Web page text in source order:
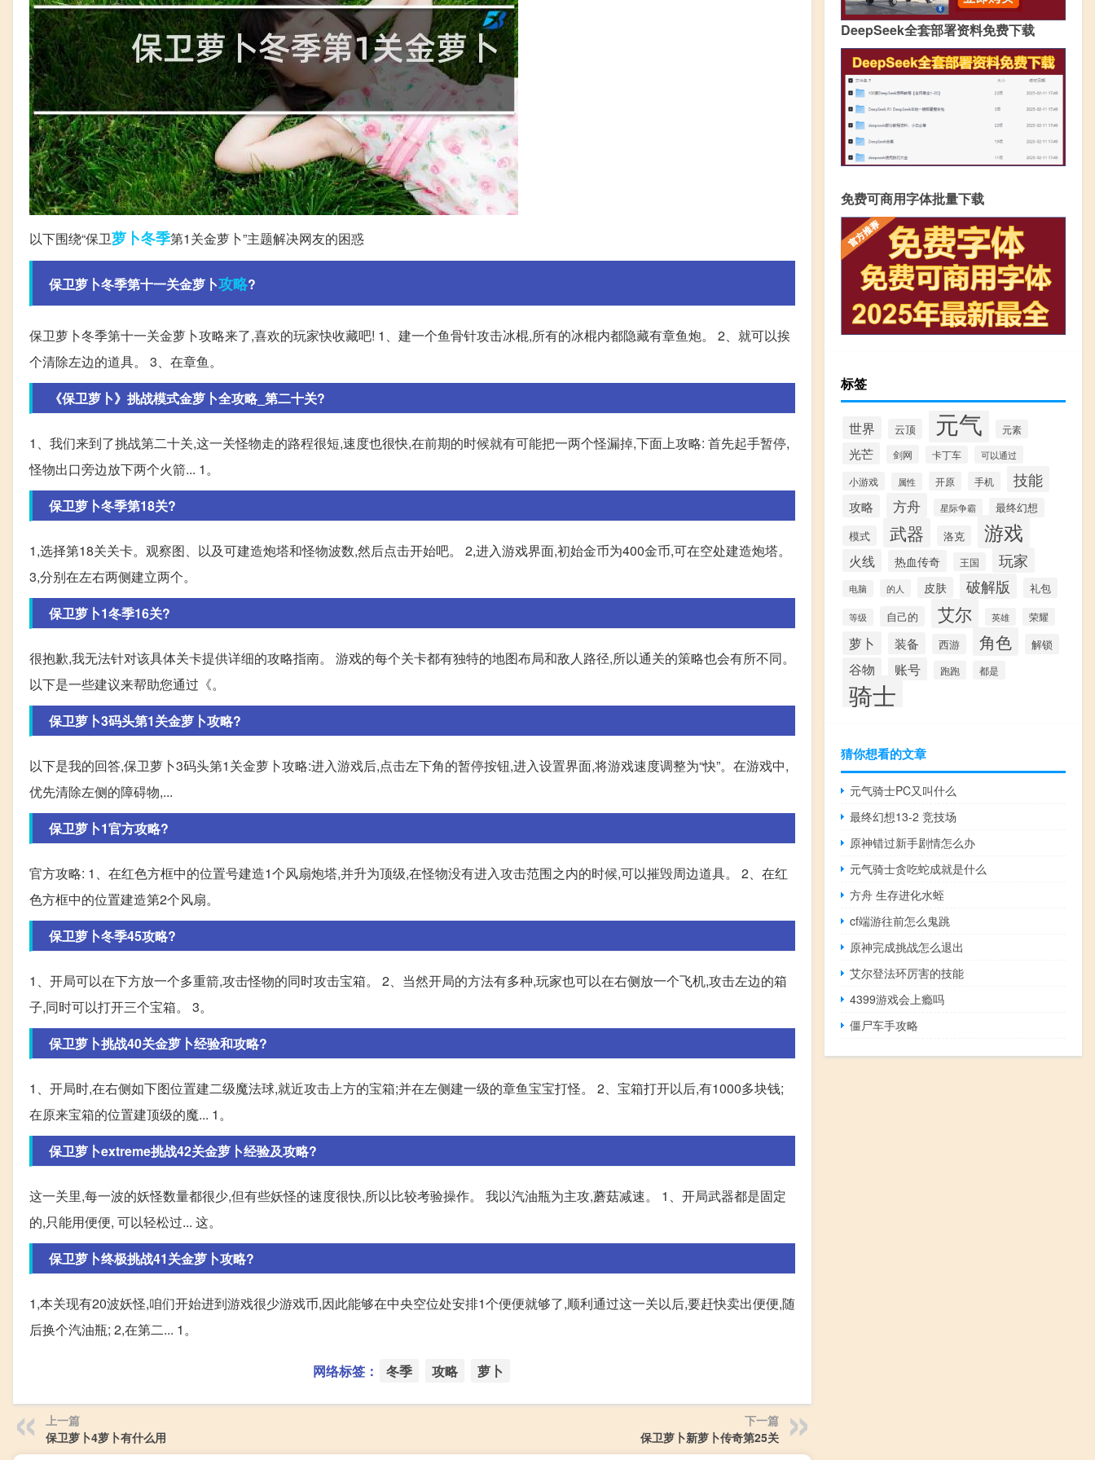
以下围绕“保卫萝卜冬季第1关金萝卜”主题解决网友的困惑
保卫萝卜冬季第十一关金萝卜攻略?
保卫萝卜冬季第十一关金萝卜攻略来了,喜欢的玩家快收藏吧! 1、建一个鱼骨针攻击冰棍,所有的冰棍内都隐藏有章鱼炮。 2、就可以挨
个清除左边的道具。 3、在章鱼。
《保卫萝卜》挑战模式金萝卜全攻略_第二十关?
1、我们来到了挑战第二十关,这一关怪物走的路程很短,速度也很快,在前期的时候就有可能把一两个怪漏掉,下面上攻略: 首先起手暂停,
怪物出口旁边放下两个火箭... 1。
保卫萝卜冬季第18关?
1,选择第18关关卡。观察图、以及可建造炮塔和怪物波数,然后点击开始吧。 2,进入游戏界面,初始金币为400金币,可在空处建造炮塔。
3,分别在左右两侧建立两个。
保卫萝卜1冬季16关?
很抱歉,我无法针对该具体关卡提供详细的攻略指南。 游戏的每个关卡都有独特的地图布局和敌人路径,所以通关的策略也会有所不同。
以下是一些建议来帮助您通过《。
保卫萝卜3码头第1关金萝卜攻略?
以下是我的回答,保卫萝卜3码头第1关金萝卜攻略:进入游戏后,点击左下角的暂停按钮,进入设置界面,将游戏速度调整为“快”。在游戏中,
优先清除左侧的障碍物,...
保卫萝卜1官方攻略?
官方攻略: 1、在红色方框中的位置号建造1个风扇炮塔,并升为顶级,在怪物没有进入攻击范围之内的时候,可以摧毁周边道具。 2、在红
色方框中的位置建造第2个风扇。
保卫萝卜冬季45攻略?
1、开局可以在下方放一个多重箭,攻击怪物的同时攻击宝箱。 2、当然开局的方法有多种,玩家也可以在右侧放一个飞机,攻击左边的箱
子,同时可以打开三个宝箱。 3。
保卫萝卜挑战40关金萝卜经验和攻略?
1、开局时,在右侧如下图位置建二级魔法球,就近攻击上方的宝箱;并在左侧建一级的章鱼宝宝打怪。 2、宝箱打开以后,有1000多块钱;
在原来宝箱的位置建顶级的魔... 1。
保卫萝卜extreme挑战42关金萝卜经验及攻略?
这一关里,每一波的妖怪数量都很少,但有些妖怪的速度很快,所以比较考验操作。 我以汽油瓶为主攻,蘑菇减速。 1、开局武器都是固定
的,只能用便便, 可以轻松过... 这。
保卫萝卜终极挑战41关金萝卜攻略?
1,本关现有20波妖怪,咱们开始进到游戏很少游戏币,因此能够在中央空位处安排1个便便就够了,顺利通过这一关以后,要赶快卖出便便,随
后换个汽油瓶; 2,在第二... 1。
网络标签： 冬季 攻略 萝卜
上一篇
保卫萝卜4萝卜有什么用
下一篇
保卫萝卜新萝卜传奇第25关
DeepSeek全套部署资料免费下载
免费可商用字体批量下载
标签
世界 云顶 元气 元素
光芒 剑网 卡丁车 可以通过
小游戏 属性 开原 手机 技能
攻略 方舟 星际争霸 最终幻想
模式 武器 洛克 游戏
火线 热血传奇 王国 玩家
电脑 的人 皮肤 破解版 礼包
等级 自己的 艾尔 英雄 荣耀
萝卜 装备 西游 角色 解锁
谷物 账号 跑跑 都是
骑士
猜你想看的文章
元气骑士PC又叫什么
最终幻想13-2 竞技场
原神错过新手剧情怎么办
元气骑士贪吃蛇成就是什么
方舟 生存进化水蛭
cf端游往前怎么鬼跳
原神完成挑战怎么退出
艾尔登法环厉害的技能
4399游戏会上瘾吗
僵尸车手攻略